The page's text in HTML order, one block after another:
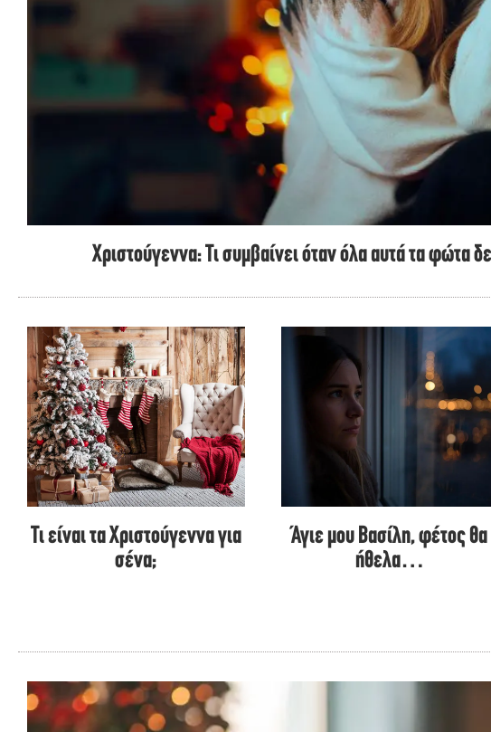
Χριστούγεννα: Τι συμβαίνει όταν όλα αυτά τα φώτα
Τι είναι τα Χριστούγεννα για
σένα;
Άγιε μου Βασίλη, φέτος θα
ήθελα…